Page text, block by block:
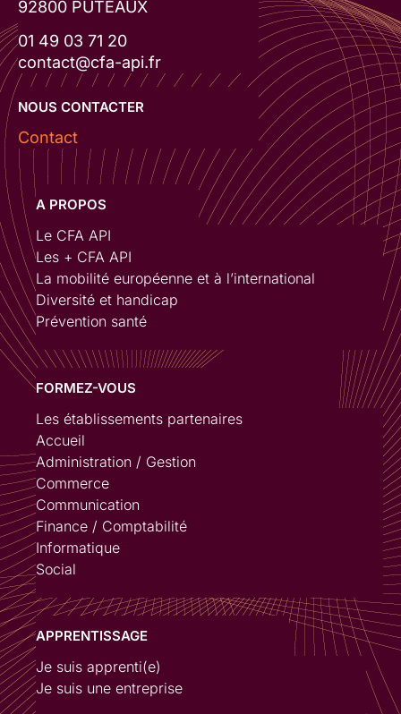
92800 PUTEAUX
01 49 03 71 20
contact@cfa-api.fr
NOUS CONTACTER
Contact
A PROPOS
Le CFA API
Les + CFA API
La mobilité européenne et à l’international
Diversité et handicap
Prévention santé
FORMEZ-VOUS
Les établissements partenaires
Accueil
Administration / Gestion
Commerce
Communication
Finance / Comptabilité
Informatique
Social
APPRENTISSAGE
Je suis apprenti(e)
Je suis une entreprise